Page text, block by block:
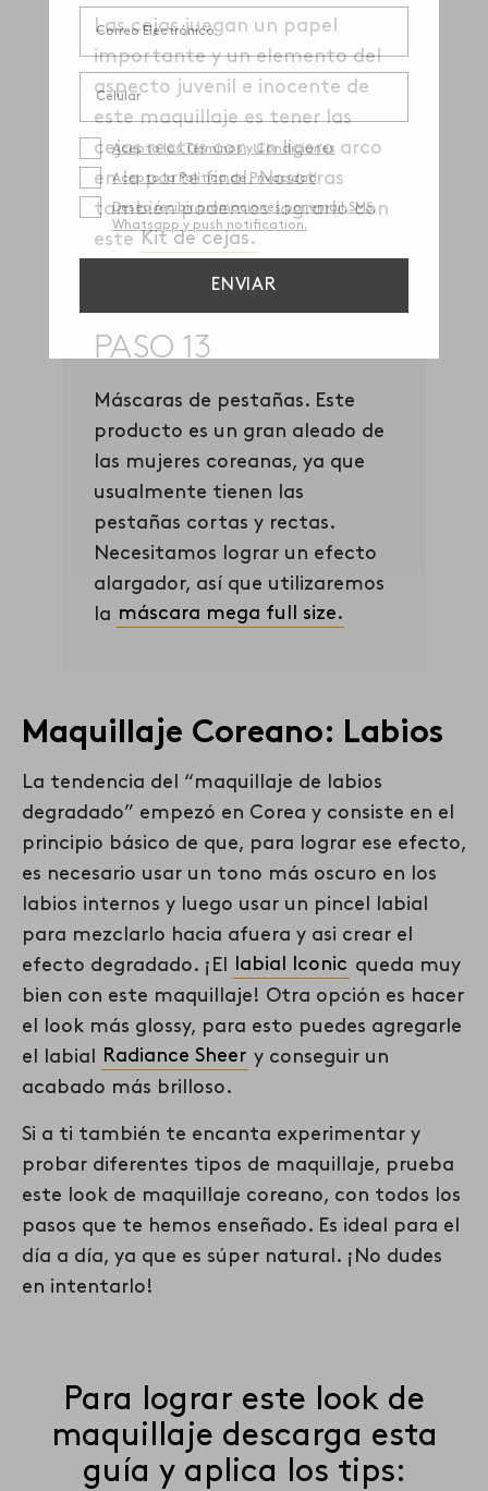
Las cejas juegan un papel
importante y un elemento del
aspecto juvenil e inocente de
este maquillaje es tener las
cejas rectas con un ligero arco
en la parte final. Nosotras
también podemos lograrlo con
este Kit de cejas.
PASO 13
Máscaras de pestañas. Este
producto es un gran aleado de
las mujeres coreanas, ya que
usualmente tienen las
pestañas cortas y rectas.
Necesitamos lograr un efecto
alargador, así que utilizaremos
la máscara mega full size.
Maquillaje Coreano: Labios
La tendencia del “maquillaje de labios
degradado” empezó en Corea y consiste en el
principio básico de que, para lograr ese efecto,
es necesario usar un tono más oscuro en los
labios internos y luego usar un pincel labial
para mezclarlo hacia afuera y asi crear el
efecto degradado. ¡El
labial Iconic queda muy
bien con este maquillaje! Otra opción es hacer
el look más glossy, para esto puedes agregarle
el labial
Radiance Sheer y conseguir un
acabado más brilloso.
Si a ti también te encanta experimentar y
probar diferentes tipos de maquillaje, prueba
este look de maquillaje coreano, con todos los
pasos que te hemos enseñado. Es ideal para el
día a día, ya que es súper natural. ¡No dudes
en intentarlo!
Para lograr este look de
maquillaje descarga esta
guía y aplica los tips: